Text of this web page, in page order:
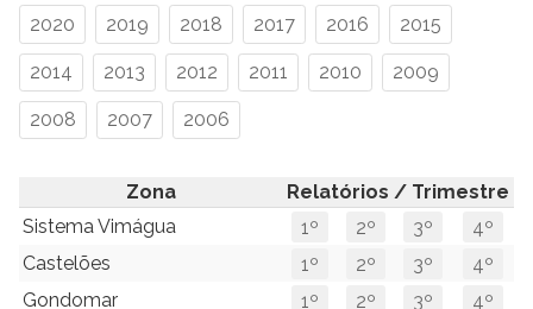
2020 2019 2018 2017 2016 2015
2014 2013 2012 2011 2010 2009
2008 2007 2006
Zona
Relatórios / Trimestre
Sistema Vimágua
1º 2º 3º
4º
Castelões
1º 2º 3º
4º
Gondomar
1º 2º 3º
4º